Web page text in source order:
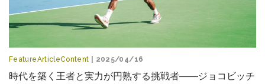
FeatureArticleContent | 2025/04/16
時代を築く王者と実力が円熟する挑戦者――ジョコビッチ